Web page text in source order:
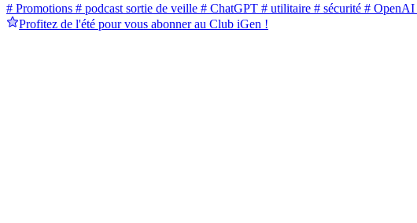
# Promotions # podcast sortie de veille # ChatGPT # utilitaire # sécurité # OpenAI
Profitez de l'été pour vous abonner au Club iGen !